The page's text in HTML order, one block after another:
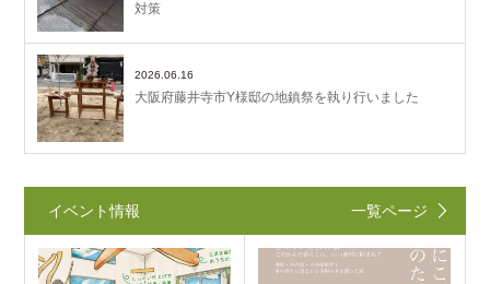
対策
2026.06.16
大阪府藤井寺市Y様邸の地鎮祭を執り行いました
イベント情報 一覧ページ